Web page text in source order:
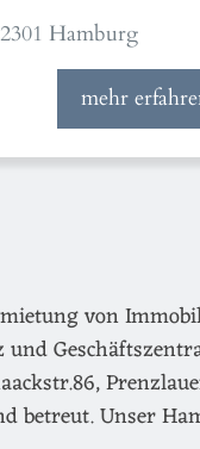
Hamburg
mehr
von
betreut. Unser